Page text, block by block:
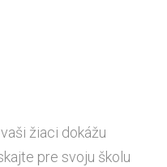
žiaci dokážu
pre svoju školu